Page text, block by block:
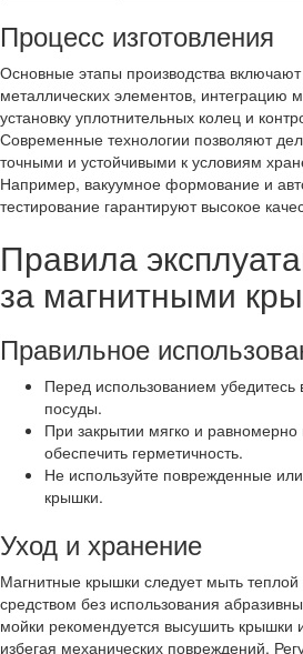
Процесс изготовления
Основные этапы производства
металлических элементов, интеграцию
установку уплотнительных колец и
Современные технологии позволяют
точными и устойчивыми к условиям
Например, вакуумное формование и
тестирование гарантируют высокое
Правила
за магнитными
Правильное
Перед использованием убедитесь
посуды.
При закрытии мягко и
обеспечить герметичность.
Не используйте поврежденные
крышки.
Уход и хранение
Магнитные крышки следует мыть
средством без использования
мойки рекомендуется высушить крышки
избегая механических повреждений.